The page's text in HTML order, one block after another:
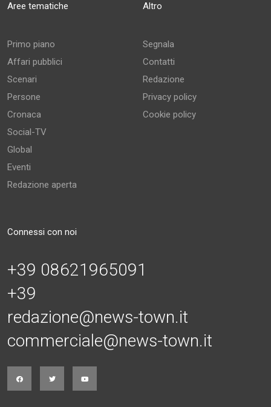
Aree tematiche
Primo piano
Affari pubblici
Scenari
Persone
Cronaca
Social-TV
Global
Eventi
Redazione aperta
Altro
Segnala
Contatti
Redazione
Privacy policy
Cookie policy
Connessi con noi
+39 08621965091
+39
redazione@news-town.it
commerciale@news-town.it